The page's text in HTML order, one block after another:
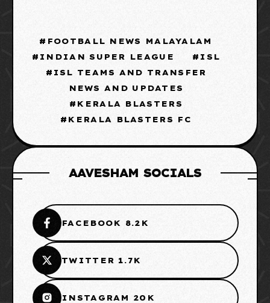
FOOTBALL NEWS MALAYALAM
INDIAN SUPER LEAGUE
ISL
ISL TEAMS AND TRANSFER
NEWS AND UPDATES
KERALA BLASTERS
KERALA BLASTERS FC
AAVESHAM SOCIALS
FACEBOOK 8.2K
TWITTER 1.7K
INSTAGRAM 20K